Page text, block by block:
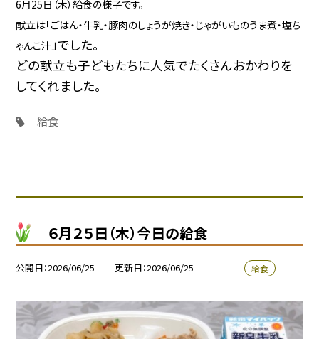
6月25日（木）給食の様子です。
献立は「ごはん・牛乳・豚肉のしょうが焼き・じゃがいものうま煮・塩ち
ゃんこ汁 」でした。
どの献立も子どもたちに人気でたくさんおかわりを
してくれました。
給食
６月２５日（木）今日の給食
公開日 2026/06/25 更新日 2026/06/25 給食